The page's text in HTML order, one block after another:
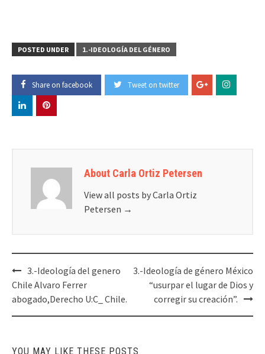
POSTED UNDER 1.-IDEOLOGÍA DEL GÉNERO
Share on facebook Tweet on twitter
About Carla Ortiz Petersen
View all posts by Carla Ortiz
Petersen →
Post
navigation
3.-Ideología del genero
Chile Alvaro Ferrer
abogado,Derecho U:C_ Chile.
3.-Ideología de género México
“usurpar el lugar de Dios y
corregir su creación”.
YOU MAY LIKE THESE POSTS